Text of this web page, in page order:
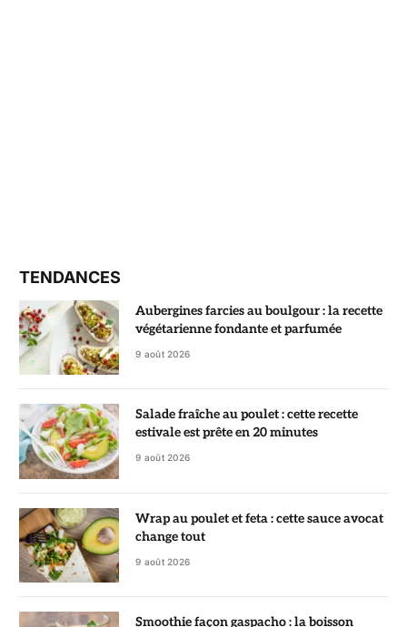
TENDANCES
Aubergines farcies au boulgour : la recette
végétarienne fondante et parfumée
9 août 2026
Salade fraîche au poulet : cette recette
estivale est prête en 20 minutes
9 août 2026
Wrap au poulet et feta : cette sauce avocat
change tout
9 août 2026
Smoothie façon gaspacho : la boisson